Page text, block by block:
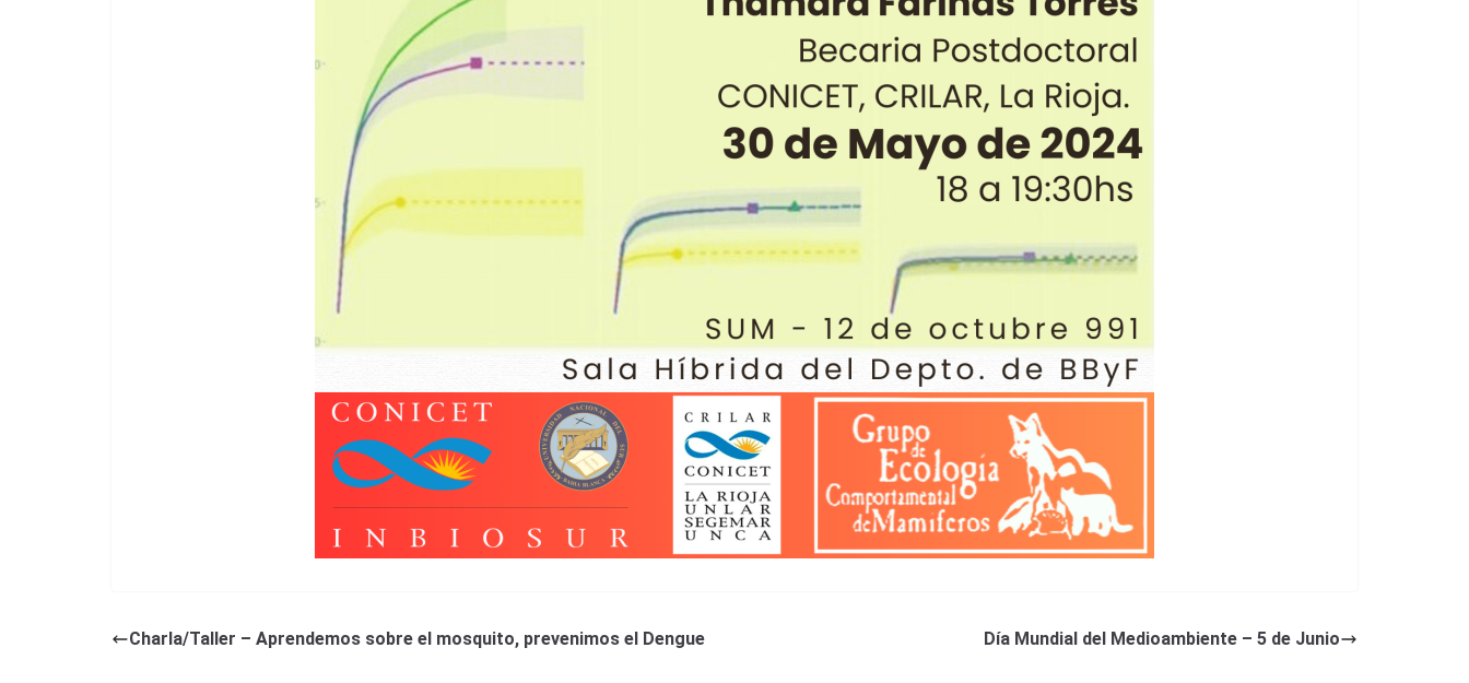
Charla/Taller – Aprendemos sobre el mosquito, prevenimos el Dengue Día Mundial del Medioambiente – 5 de Junio